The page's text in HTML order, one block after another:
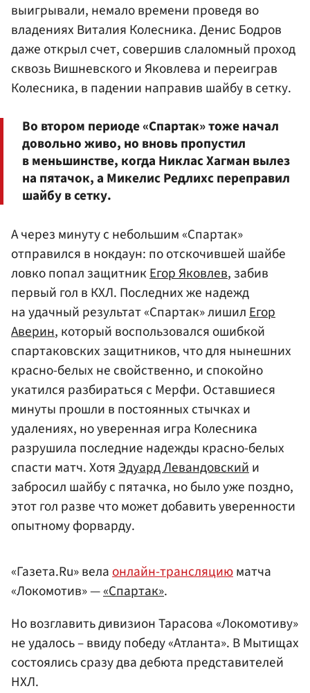
выигрывали, немало времени проведя во
владениях Виталия Колесника.Денис Бодров
даже открыл счет, совершив слаломный проход
сквозь Вишневского и Яковлева и переиграв
Колесника, в падении направив шайбу в сетку.
Во втором периоде «Спартак» тоже начал
довольно живо, но вновь пропустил
в меньшинстве, когда Никлас Хагман вылез
на пятачок, а Микелис Редлихс переправил
шайбу в сетку.
А через минуту с небольшим «Спартак»
отправился в нокдаун: по отскочившей шайбе
ловко попал защитникЕгор Яковлев, забив
первый гол в КХЛ. Последних же надежд
на удачный результат «Спартак» лишилЕгор
Аверин, который воспользовался ошибкой
спартаковских защитников, что для нынешних
красно-белых не свойственно, и спокойно
укатился разбираться с Мерфи. Оставшиеся
минуты прошли в постоянных стычках и
удалениях, но уверенная игра Колесника
разрушила последние надежды красно-белых
спасти матч. ХотяЭдуард Левандовскийи
забросил шайбу с пятачка, но было уже поздно,
этот гол разве что может добавить уверенности
опытному форварду.
«Газета.Ru» велаонлайн-трансляциюматча
«Локомотив» —«Спартак».
Но возглавить дивизион Тарасова «Локомотиву»
не удалось – ввиду победу «Атланта». В Мытищах
состоялись сразу два дебюта представителей
НХЛ.